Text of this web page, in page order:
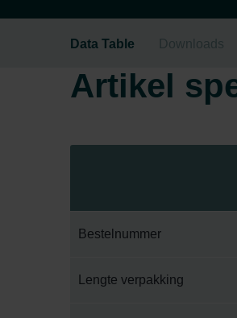
Data Table Downloads
Artikel
Bestelnummer
Lengte verpakking